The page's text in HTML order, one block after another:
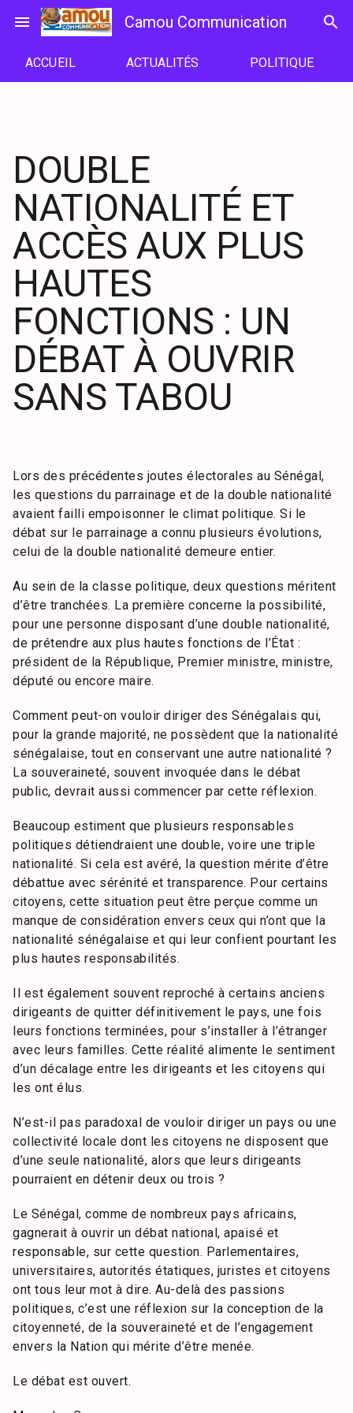
menu Camou Communication search
ACCUEIL ACTUALITÉS POLITIQUE
DOUBLE
NATIONALITÉ ET
ACCÈS AUX PLUS
HAUTES
FONCTIONS : UN
DÉBAT À OUVRIR
SANS TABOU
Lors des précédentes joutes électorales au Sénégal,
les questions du parrainage et de la double nationalité
avaient failli empoisonner le climat politique. Si le
débat sur le parrainage a connu plusieurs évolutions,
celui de la double nationalité demeure entier.
Au sein de la classe politique, deux questions méritent
d’être tranchées. La première concerne la possibilité,
pour une personne disposant d’une double nationalité,
de prétendre aux plus hautes fonctions de l’État :
président de la République, Premier ministre, ministre,
député ou encore maire.
Comment peut-on vouloir diriger des Sénégalais qui,
pour la grande majorité, ne possèdent que la nationalité
sénégalaise, tout en conservant une autre nationalité ?
La souveraineté, souvent invoquée dans le débat
public, devrait aussi commencer par cette réflexion.
Beaucoup estiment que plusieurs responsables
politiques détiendraient une double, voire une triple
nationalité. Si cela est avéré, la question mérite d’être
débattue avec sérénité et transparence. Pour certains
citoyens, cette situation peut être perçue comme un
manque de considération envers ceux qui n’ont que la
nationalité sénégalaise et qui leur confient pourtant les
plus hautes responsabilités.
Il est également souvent reproché à certains anciens
dirigeants de quitter définitivement le pays, une fois
leurs fonctions terminées, pour s’installer à l’étranger
avec leurs familles. Cette réalité alimente le sentiment
d’un décalage entre les dirigeants et les citoyens qui
les ont élus.
N’est-il pas paradoxal de vouloir diriger un pays ou une
collectivité locale dont les citoyens ne disposent que
d’une seule nationalité, alors que leurs dirigeants
pourraient en détenir deux ou trois ?
Le Sénégal, comme de nombreux pays africains,
gagnerait à ouvrir un débat national, apaisé et
responsable, sur cette question. Parlementaires,
universitaires, autorités étatiques, juristes et citoyens
ont tous leur mot à dire. Au-delà des passions
politiques, c’est une réflexion sur la conception de la
citoyenneté, de la souveraineté et de l’engagement
envers la Nation qui mérite d’être menée.
Le débat est ouvert.